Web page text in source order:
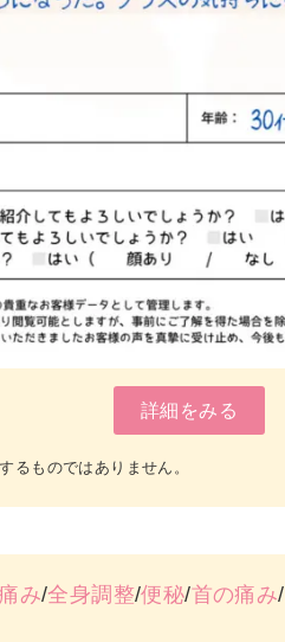
詳細をみる
るものではありません。
み/全身調整/便秘/首の痛み/